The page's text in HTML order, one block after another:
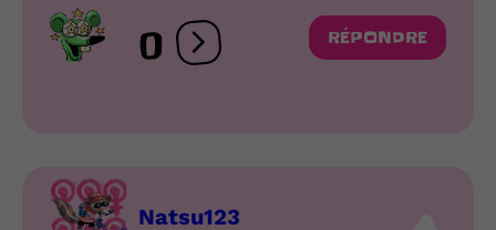
0 Ouvrir les réactions
RÉPONDRE
Natsu123